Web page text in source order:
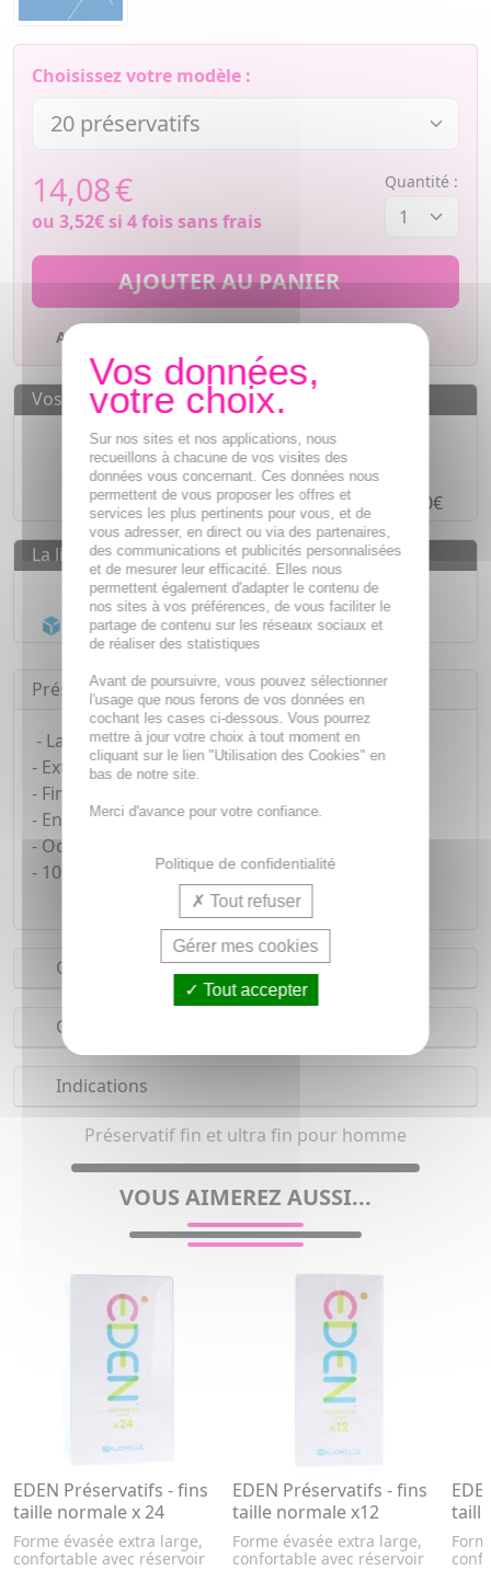
Choisissez votre modèle :
14,08€
ou 3,52€si 4 fois sans frais
Quantité :
AJOUTER AU PANIER
Ajouter à mes favoris
Vos avantages
Des prixIMBATTABLES
Paiement en ligneSÉCURISÉ
Paiement en4 fois sans fraisà partir de 30€
La livraison
Livraison gratuite dès55€
Acheminement Chronopost en 24h*
Présentation
- Largeur standard 56 mm.
- Extra lubrifié, à base de silicone.
- Fin.
- En latex de caoutchouc naturel.
- Odeur agréable.
- 100% testés électroniquement.
Conseils d'utilisation
Composition
Indications
Préservatif fin et ultra fin pour homme
VOUS AIMEREZ AUSSI...
EDEN Préservatifs - fins
taille normale x 24
Forme évasée extra large,
confortable avec réservoir
EDEN Préservatifs - fins
taille normale x12
Forme évasée extra large,
confortable avec réservoir
Sur nos sites et nos applications, nous
recueillons à chacune de vos visites des
données vous concernant. Ces données nous
permettent de vous proposer les offres et
services les plus pertinents pour vous, et de
vous adresser, en direct ou via des partenaires,
des communications et publicités personnalisées
et de mesurer leur efficacité. Elles nous
permettent également d'adapter le contenu de
nos sites à vos préférences, de vous faciliter le
partage de contenu sur les réseaux sociaux et
de réaliser des statistiques
Avant de poursuivre, vous pouvez sélectionner
l'usage que nous ferons de vos données en
cochant les cases ci-dessous. Vous pourrez
mettre à jour votre choix à tout moment en
cliquant sur le lien "Utilisation des Cookies" en
bas de notre site.
Merci d'avance pour votre confiance.
Politique de confidentialité
Tout refuser
Gérer mes cookies
Tout accepter